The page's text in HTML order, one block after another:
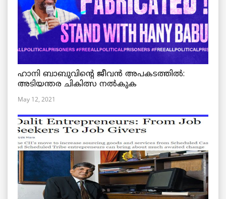
ഹാനി ബാബുവിന്റെ ജീവൻ അപകടത്തിൽ:
അടിയന്തര ചികിത്സ നൽകുക
May 12, 2021